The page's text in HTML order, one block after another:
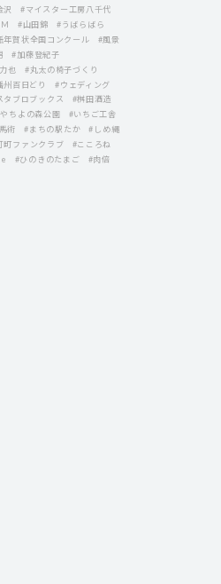
沢
#マイスター工房八千代
#山田錦
#うばらばら
年賀状全国コンクール
#風景
#加藤登紀子
也
#丸太の椅子づくり
州百日どり
#ウェディング
タブロブックス
#桝田酒造
やちよの森公園
#いちご工舎
術 #まちの駅たか
#しめ縄
町ファンクラブ
#こころね
#ひのきのたまご
#肉倍